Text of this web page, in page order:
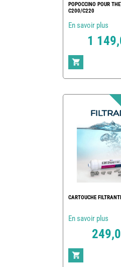
POPOCCINO POUR
C200/C220
En savoir plus
1
CARTOUCHE
En savoir plus